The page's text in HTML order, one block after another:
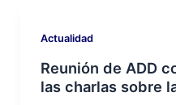
Actualidad
Reunión de ADD
las charlas sobre